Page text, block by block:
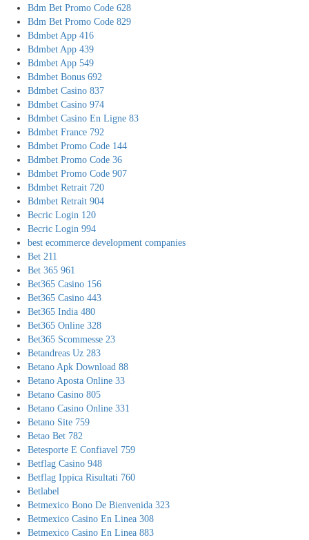
Bdm Bet Promo Code 628
Bdm Bet Promo Code 829
Bdmbet App 416
Bdmbet App 439
Bdmbet App 549
Bdmbet Bonus 692
Bdmbet Casino 837
Bdmbet Casino 974
Bdmbet Casino En Ligne 83
Bdmbet France 792
Bdmbet Promo Code 144
Bdmbet Promo Code 36
Bdmbet Promo Code 907
Bdmbet Retrait 720
Bdmbet Retrait 904
Becric Login 120
Becric Login 994
best ecommerce development companies
Bet 211
Bet 365 961
Bet365 Casino 156
Bet365 Casino 443
Bet365 India 480
Bet365 Online 328
Bet365 Scommesse 23
Betandreas Uz 283
Betano Apk Download 88
Betano Aposta Online 33
Betano Casino 805
Betano Casino Online 331
Betano Site 759
Betao Bet 782
Betesporte E Confiavel 759
Betflag Casino 948
Betflag Ippica Risultati 760
Betlabel
Betmexico Bono De Bienvenida 323
Betmexico Casino En Linea 308
Betmexico Casino En Linea 883